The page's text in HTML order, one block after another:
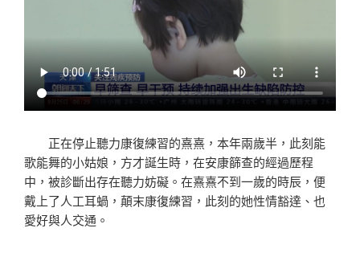
正在停止聽力康復練習的熹熹，本年兩歲半，此刻能
歌能舞的小姑娘，方才誕生時，在安康篩查的經過歷程
中，被診斷出存在聽力妨礙。在熹熹不到一歲的時辰，便
戴上了人工耳蝸，顛末康復練習，此刻的她性情豁達、也
愛好與人交通。